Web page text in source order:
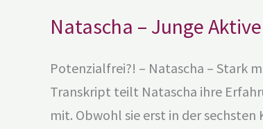
Natascha – Junge
Potenzialfrei?! – Natascha – Stark
Transkript teilt Natascha ihre
mit. Obwohl sie erst in der